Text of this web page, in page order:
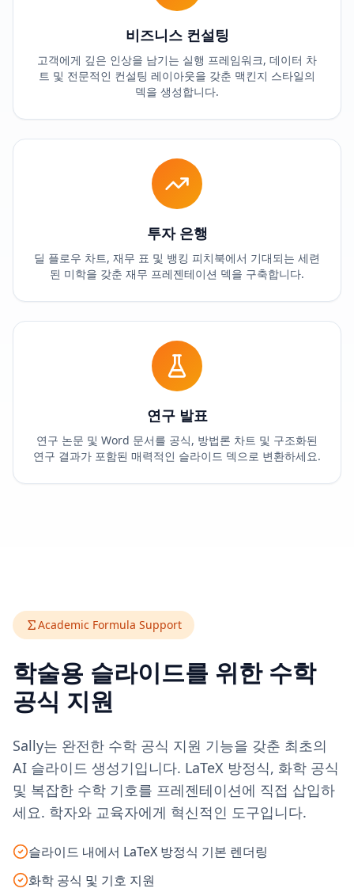
비즈니스 컨설팅
고객에게 깊은 인상을 남기는 실행 프레임워크, 데이터 차
트 및 전문적인 컨설팅 레이아웃을 갖춘 맥킨지 스타일의
덱을 생성합니다.
투자 은행
딜 플로우 차트, 재무 표 및 뱅킹 피치북에서 기대되는 세련
된 미학을 갖춘 재무 프레젠테이션 덱을 구축합니다.
연구 발표
연구 논문 및 Word 문서를 공식, 방법론 차트 및 구조화된
연구 결과가 포함된 매력적인 슬라이드 덱으로 변환하세요.
Academic Formula Support
학술용 슬라이드를 위한 수학
공식 지원
Sally는 완전한 수학 공식 지원 기능을 갖춘 최초의
AI 슬라이드 생성기입니다. LaTeX 방정식, 화학 공식
및 복잡한 수학 기호를 프레젠테이션에 직접 삽입하
세요. 학자와 교육자에게 혁신적인 도구입니다.
슬라이드 내에서 LaTeX 방정식 기본 렌더링
화학 공식 및 기호 지원